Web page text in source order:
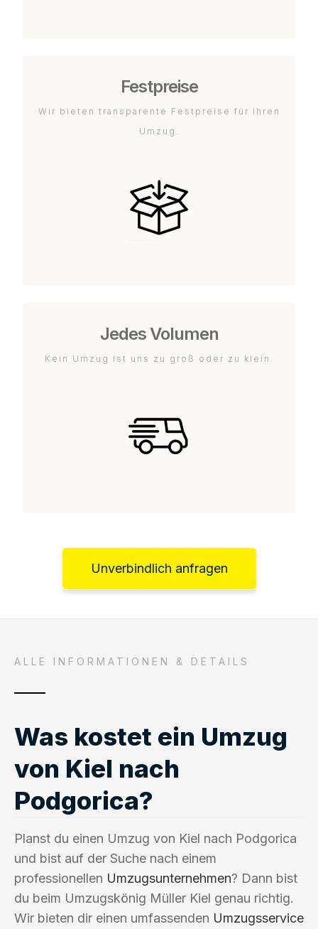
Festpreise
Wir bieten transparente Festpreise für Ihren
Umzug.
Jedes Volumen
Kein Umzug ist uns zu groß oder zu klein.
Unverbindlich anfragen
ALLE INFORMATIONEN & DETAILS
Was kostet ein Umzug
von Kiel nach
Podgorica?
Planst du einen Umzug von Kiel nach Podgorica
und bist auf der Suche nach einem
professionellen Umzugsunternehmen? Dann bist
du beim Umzugskönig Müller Kiel genau richtig.
Wir bieten dir einen umfassenden Umzugsservice